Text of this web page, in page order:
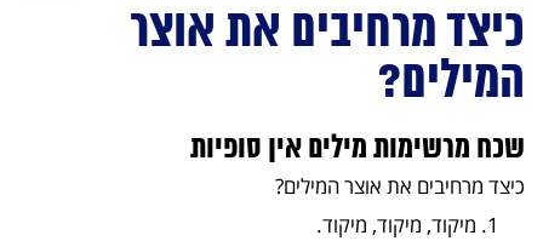
כיצד מרחיבים את אוצר
המילים?
שכח מרשימות מילים אין סופיות
כיצד מרחיבים את אוצר המילים?
מיקוד, מיקוד, מיקוד.